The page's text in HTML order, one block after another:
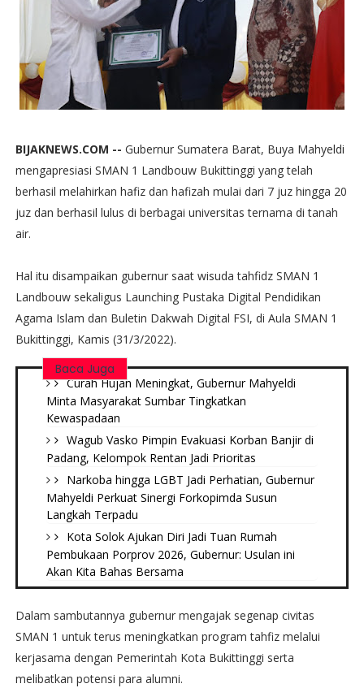
BIJAKNEWS.COM -- Gubernur Sumatera Barat, Buya Mahyeldi
mengapresiasi SMAN 1 Landbouw Bukittinggi yang telah
berhasil melahirkan hafiz dan hafizah mulai dari 7 juz hingga 20
juz dan berhasil lulus di berbagai universitas ternama di tanah
air.
Hal itu disampaikan gubernur saat wisuda tahfidz SMAN 1
Landbouw sekaligus Launching Pustaka Digital Pendidikan
Agama Islam dan Buletin Dakwah Digital FSI, di Aula SMAN 1
Bukittinggi, Kamis (31/3/2022).
Baca Juga
Curah Hujan Meningkat, Gubernur Mahyeldi
Minta Masyarakat Sumbar Tingkatkan
Kewaspadaan
Wagub Vasko Pimpin Evakuasi Korban Banjir di
Padang, Kelompok Rentan Jadi Prioritas
Narkoba hingga LGBT Jadi Perhatian, Gubernur
Mahyeldi Perkuat Sinergi Forkopimda Susun
Langkah Terpadu
Kota Solok Ajukan Diri Jadi Tuan Rumah
Pembukaan Porprov 2026, Gubernur: Usulan ini
Akan Kita Bahas Bersama
Dalam sambutannya gubernur mengajak segenap civitas
SMAN 1 untuk terus meningkatkan program tahfiz melalui
kerjasama dengan Pemerintah Kota Bukittinggi serta
melibatkan potensi para alumni.